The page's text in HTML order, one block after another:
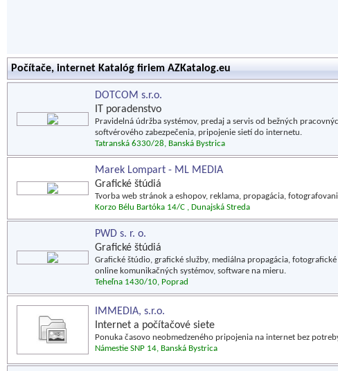
Počítače, internet Katalóg firiem AZKatalog.eu
DOTCOM s.r.o.
IT poradenstvo
Pravidelná údržba systémov, predaj a servis od bežných
softvérového zabezpečenia, pripojenie sietí do internetu.
Tatranská 6330/28, Banská Bystrica
Marek Lompart - ML MEDIA
Grafické štúdiá
Tvorba web stránok a eshopov, reklama, propagácia,
Korzo Bélu Bartóka 14/C , Dunajská Streda
PWD s. r. o.
Grafické štúdiá
Grafické štúdio, grafické služby, mediálna propagácia,
online komunikačných systémov, software na mieru.
Teheľna 1430/10, Poprad
IMMEDIA, s.r.o.
Internet a počítačové siete
Ponuka časovo neobmedzeného pripojenia na internet bez
Námestie SNP 14, Banská Bystrica